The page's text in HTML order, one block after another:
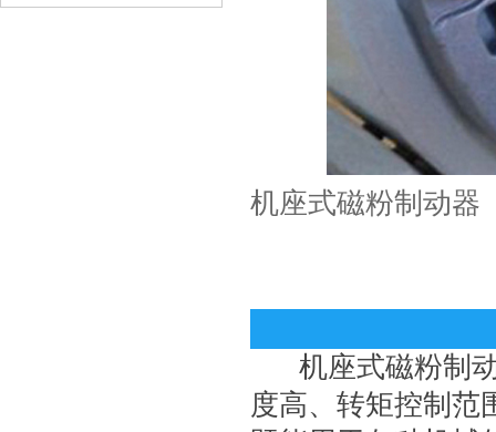
机座式磁粉制动器
机座式磁粉制动
度高、转矩控制范